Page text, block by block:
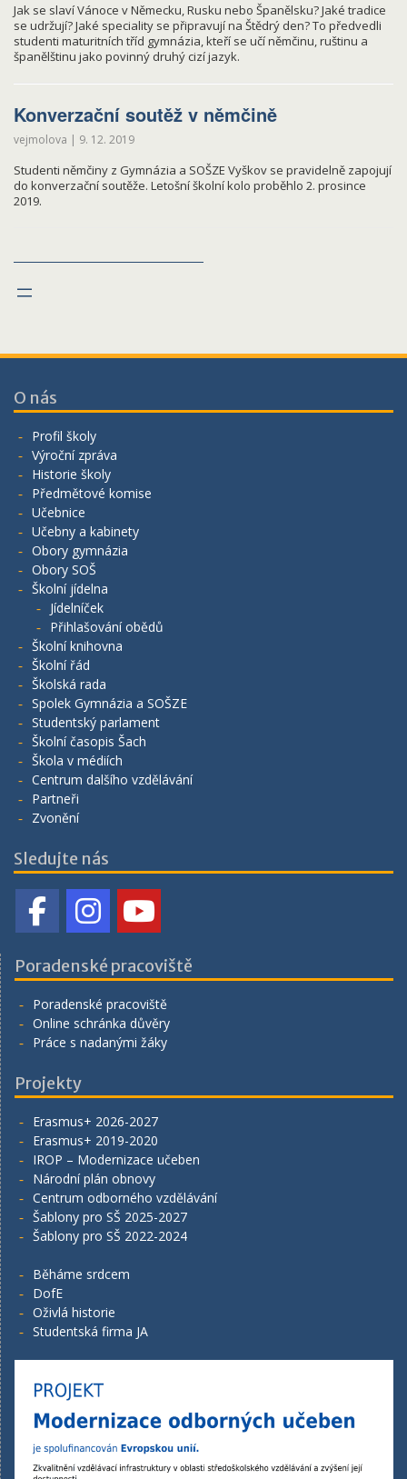
Jak se slaví Vánoce v Německu, Rusku nebo Španělsku? Jaké tradice
se udržují? Jaké speciality se připravují na Štědrý den? To předvedli
studenti maturitních tříd gymnázia, kteří se učí němčinu, ruštinu a
španělštinu jako povinný druhý cizí jazyk.
Konverzační soutěž v němčině
vejmolova | 9. 12. 2019
Studenti němčiny z Gymnázia a SOŠZE Vyškov se pravidelně zapojují
do konverzační soutěže. Letošní školní kolo proběhlo 2. prosince
2019.
O nás
Profil školy
Výroční zpráva
Historie školy
Předmětové komise
Učebnice
Učebny a kabinety
Obory gymnázia
Obory SOŠ
Školní jídelna
Jídelníček
Přihlašování obědů
Školní knihovna
Školní řád
Školská rada
Spolek Gymnázia a SOŠZE
Studentský parlament
Školní časopis Šach
Škola v médiích
Centrum dalšího vzdělávání
Partneři
Zvonění
Sledujte nás
Poradenské pracoviště
Poradenské pracoviště
Online schránka důvěry
Práce s nadanými žáky
Projekty
Erasmus+ 2026-2027
Erasmus+ 2019-2020
IROP – Modernizace učeben
Národní plán obnovy
Centrum odborného vzdělávání
Šablony pro SŠ 2025-2027
Šablony pro SŠ 2022-2024
Běháme srdcem
DofE
Oživlá historie
Studentská firma JA